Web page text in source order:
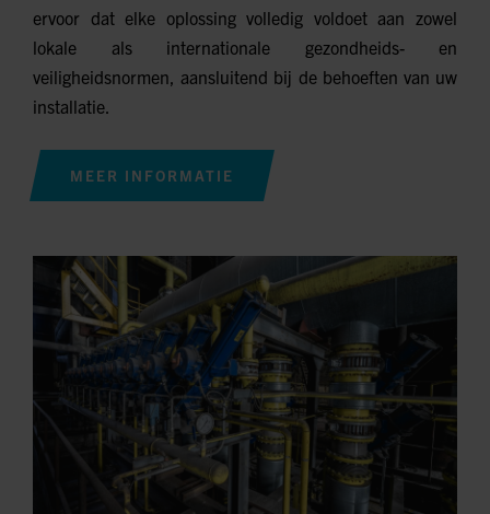
ervoor dat elke oplossing volledig voldoet aan zowel
lokale als internationale gezondheids- en
veiligheidsnormen, aansluitend bij de behoeften van uw
installatie.
MEER INFORMATIE